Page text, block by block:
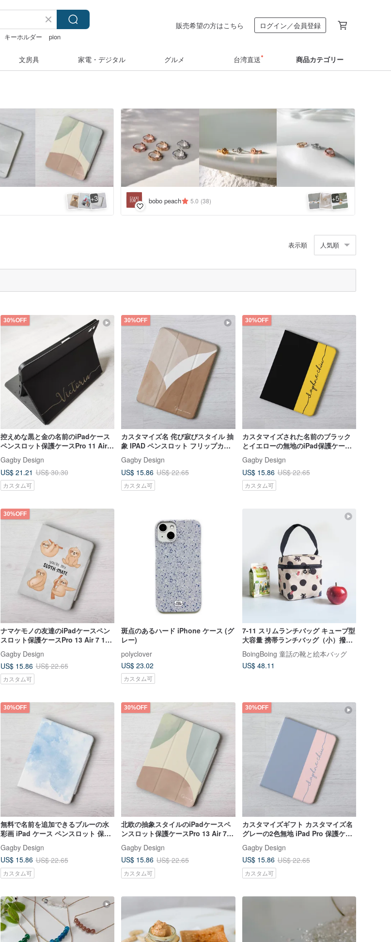
キーホルダー
pion
販売希望の方はこちら ログイン／会員登録
文房具 家電・デジタル グルメ 台湾直送 商品カテゴリー
+3 bobo peach 5.0 (38) +5
表示順 人気順
30%OFF
控えめな黒と金の名前のiPadケース
ペンスロット保護ケースPro 11 Air 7
11世代12.9
Gagby Design
US$ 21.21 US$ 30.30
カスタム可
30%OFF
カスタマイズ名 侘び寂びスタイル 抽
象 IPAD ペンスロット フリップカバ
ー Pro 13 Air 7 11世代
Gagby Design
US$ 15.86 US$ 22.65
カスタム可
30%OFF
カスタマイズされた名前のブラック
とイエローの無地のiPad保護ケー
ス、ペンスロットとブックフリップ
カバー付き、第11世代Air 7 mini 7
Gagby Design
US$ 15.86 US$ 22.65
カスタム可
30%OFF
ナマケモノの友達のiPadケースペン
スロット保護ケースPro 13 Air 7 11
Gagby Design
US$ 15.86 US$ 22.65
カスタム可
斑点のあるハード iPhone ケース (グ
レー)
polyclover
US$ 23.02
カスタム可
7-11 スリムランチバッグ キューブ型
大容量 携帯ランチバッグ（小）撥水
パールミルクティー
BoingBoing 童話の靴と絵本バッグ
US$ 48.11
30%OFF
無料で名前を追加できるブルーの水
彩画 iPad ケース ペンスロット 保護
Gagby Design
US$ 15.86 US$ 22.65
カスタム可
30%OFF
北欧の抽象スタイルのiPadケースペ
ンスロット保護ケースPro 13 Air 7
Gagby Design
US$ 15.86 US$ 22.65
カスタム可
30%OFF
カスタマイズギフト カスタマイズ名
グレーの2色無地 iPad Pro 保護ケー
Gagby Design
US$ 15.86 US$ 22.65
カスタム可